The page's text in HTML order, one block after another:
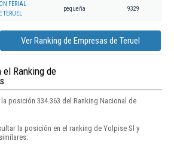
FERIAL
TERUEL
pequeña 9329
Ver Ranking de Empresas de Teruel
el Ranking de
posición 334.363 del Ranking Nacional de
la posición en el ranking de Yolpise Sl y